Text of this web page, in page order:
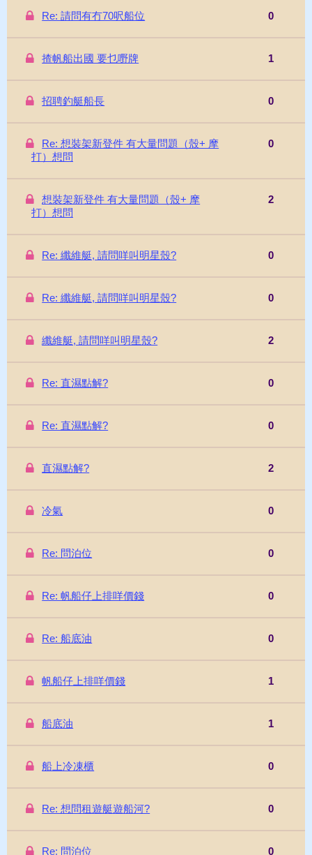
Re: 請問有冇70呎船位 0
揸帆船出國 要乜嘢牌 1
招聘釣艇船長 0
Re: 想裝架新登件 有大量問題（殼+ 摩
打）想問
0
想裝架新登件 有大量問題（殼+ 摩
打）想問
2
Re: 纖維艇, 請問咩叫明星殼? 0
Re: 纖維艇, 請問咩叫明星殼? 0
纖維艇, 請問咩叫明星殼? 2
Re: 直濕點解? 0
Re: 直濕點解? 0
直濕點解? 2
冷氣 0
Re: 問泊位 0
Re: 帆船仔上排咩價錢 0
Re: 船底油 0
帆船仔上排咩價錢 1
船底油 1
船上冷凍櫃 0
Re: 想問租遊艇遊船河? 0
Re: 問泊位 0